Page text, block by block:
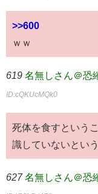
>>600
ｗｗ
619 名無しさん＠恐
ID:cQKUcMQk0
死体を食すという
識していないとい
627 名無しさん＠恐